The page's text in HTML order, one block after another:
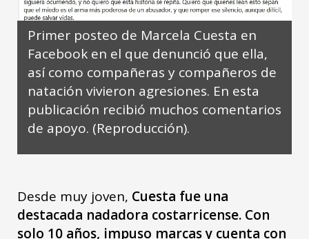
Primer posteo de Marcela Cuesta en
Facebook en el que denunció que ella,
así como compañeras y compañeros de
natación vivieron agresiones. En esta
publicación recibió muchos comentarios
de apoyo. (Reproducción).
Desde muy joven, Cuesta fue una
destacada nadadora costarricense. Con
solo 10 años, impuso marcas y cuenta con